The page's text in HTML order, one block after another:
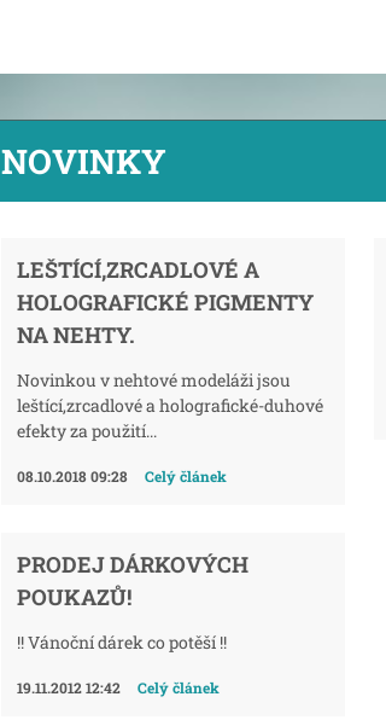
NOVINKY
LEŠTÍCÍ,ZRCADLOVÉ A
HOLOGRAFICKÉ PIGMENTY
NA NEHTY.
Novinkou v nehtové modeláži jsou
leštící,zrcadlové a holografické-duhové
efekty za použití...
08.10.2018 09:28 Celý článek
PRODEJ DÁRKOVÝCH
POUKAZŮ!
!! Vánoční dárek co potěší !!
19.11.2012 12:42 Celý článek